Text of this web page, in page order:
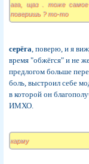
ага, щаз . тоже самое
поверишь ? то-то
серёга, поверю, и я
время "обжёгся" и не
предлогом больше
боль, выстроил себе
в которой он
ИМХО.
карму